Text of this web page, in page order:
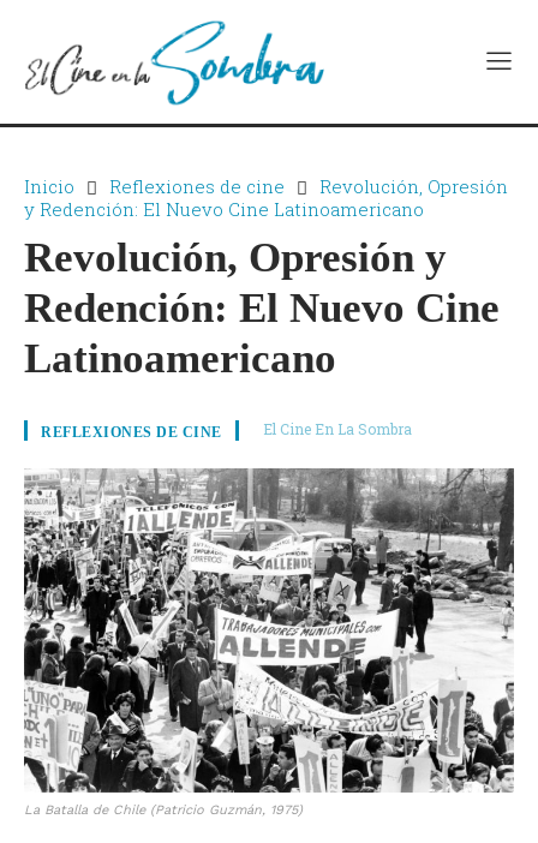
Inicio Reflexiones de cine
Revolución, Opresión
y Redención: El Nuevo Cine Latinoamericano
Revolución, Opresión y
Redención: El Nuevo Cine
Latinoamericano
REFLEXIONES DE CINE El Cine En La Sombra
La Batalla de Chile(Patricio Guzmán, 1975)